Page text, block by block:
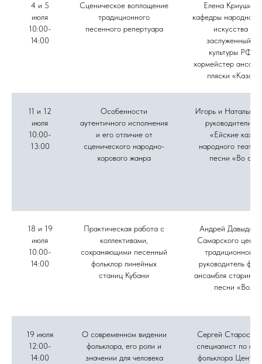
4 и 5
июля
10:00-
14:00
Сценическое воплощение
традиционного
песенного репертуара
Елена
кафедры народного
искусства
заслуженный
культуры РФ,
хормейстер
пляски
11 и 12
июля
10:00-
13:00
Особенности
аутентичного исполнения
и его отличие от
сценического народно-
хорового жанра
Игорь и Наталья
руководители
«Ейские
народного театра
песни «Во
18 и 19
июля
10:00-
14:00
Практическая работа с
коллективами,
сохраняющими песенный
фольклор линейных
станиц Кубани
Андрей Давыдов,
Самарского
традиционной
руководитель
ансамбля
песни
19 июля
12:00-
14:00
О современном видении
фольклора, его роли и
значении для человека
Сергей
специалист по
фольклора Центра